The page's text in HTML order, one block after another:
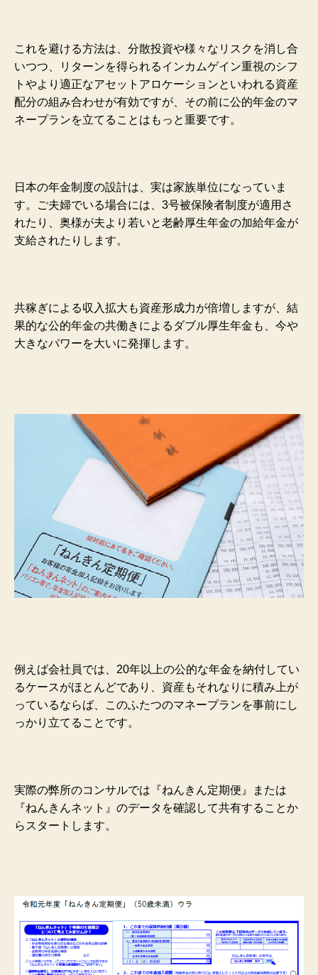
これを避ける方法は、分散投資や様々なリスクを消し合
いつつ、リターンを得られるインカムゲイン重視のシフ
トやより適正なアセットアロケーションといわれる資産
配分の組み合わせが有効ですが、その前に公的年金のマ
ネープランを立てることはもっと重要です。
日本の年金制度の設計は、実は家族単位になっていま
す。ご夫婦でいる場合には、3号被保険者制度が適用さ
れたり、奥様が夫より若いと老齢厚生年金の加給年金が
支給されたりします。
共稼ぎによる収入拡大も資産形成力が倍増しますが、結
果的な公的年金の共働きによるダブル厚生年金も、今や
大きなパワーを大いに発揮します。
例えば会社員では、20年以上の公的な年金を納付してい
るケースがほとんどであり、資産もそれなりに積み上が
っているならば、このふたつのマネープランを事前にし
っかり立てることです。
実際の弊所のコンサルでは『ねんきん定期便』または
『ねんきんネット』のデータを確認して共有することか
らスタートします。